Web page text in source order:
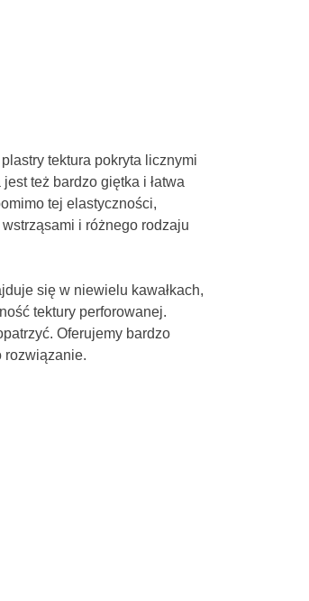
tektura pokryta licznymi
też bardzo giętka i łatwa
tej elastyczności,
i różnego rodzaju
się w niewielu kawałkach,
tektury perforowanej.
Oferujemy bardzo
rozwiązanie.